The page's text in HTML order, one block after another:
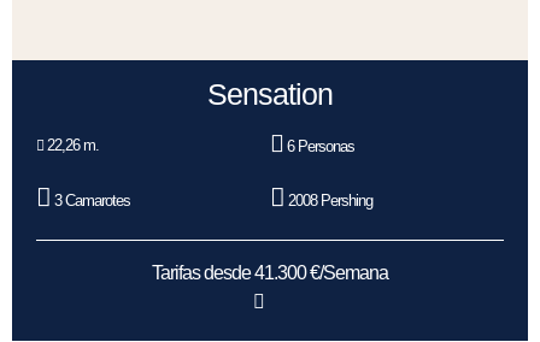
Sensation
22,26 m. 6 Personas
3 Camarotes 2008 Pershing
Tarifas desde 41.300 €/Semana